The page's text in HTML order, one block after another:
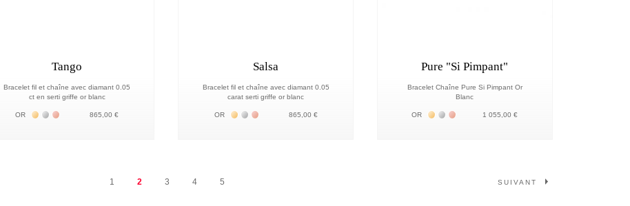
Tango
Bracelet fil et chaîne avec diamant 0.05
ct en serti griffe or blanc
OR Жёлтое золото 18К
Белое золото 18К
Розовое золото 18К
865,00 €
Salsa
Bracelet fil et chaîne avec diamant 0.05
carat serti griffe or blanc
OR Жёлтое золото 18К
Белое золото 18К
Розовое золото 18К
865,00 €
Pure "Si Pimpant"
Bracelet Chaîne Pure Si Pimpant Or
Blanc
OR Жёлтое золото 18К
Белое золото 18К
Розовое золото 18К
1 055,00 €
Page
1 Vous lisez actuellement la page
2 Page
3 4 5 Page
SUIVANT